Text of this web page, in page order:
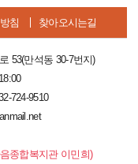
침 찾아오시는길
53(만석동 30-7번지)
724-9510
종합복지관 이민희)